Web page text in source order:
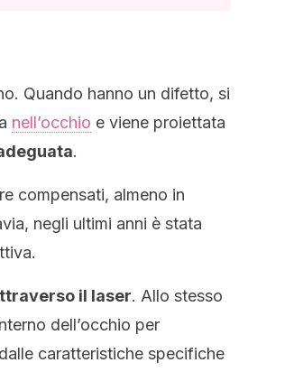
Quando hanno un difetto, si
nell’occhio e viene proiettata
.
compensati, almeno in
negli ultimi anni è stata
il laser. Allo stesso
dell’occhio per
caratteristiche specifiche